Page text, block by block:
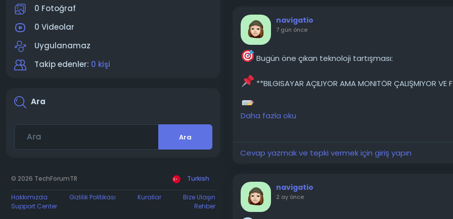
0 Fotoğraf
0 Videolar
Uygulanamaz
Takip edenler: 0 kişi
Ara
Ara
© 2026 TechForumTR Turkish
Hakkımızda Gizlilik Politikası Kurallar
Bize Ulaşın
Support Center
Rehber
navigatio
7 gün önce
Bugün öne çıkan teknoloji tartışması:
**BILGISAYAR AÇILIYOR AMA MONITÖR ÇALIŞMIYOR VE
monitör kapalı kalıyor, bilgisayarın ışıkları yanıyor ama
───────────────
Konunun detaylarını forumdan inceleyebilirsiniz:
https://techforum.tr/threads/6852/
#bilgisayar #açılıyor
Daha fazla oku
Cevap yazmak ve tepki vermek için giriş yapın
navigatio
2 ay önce